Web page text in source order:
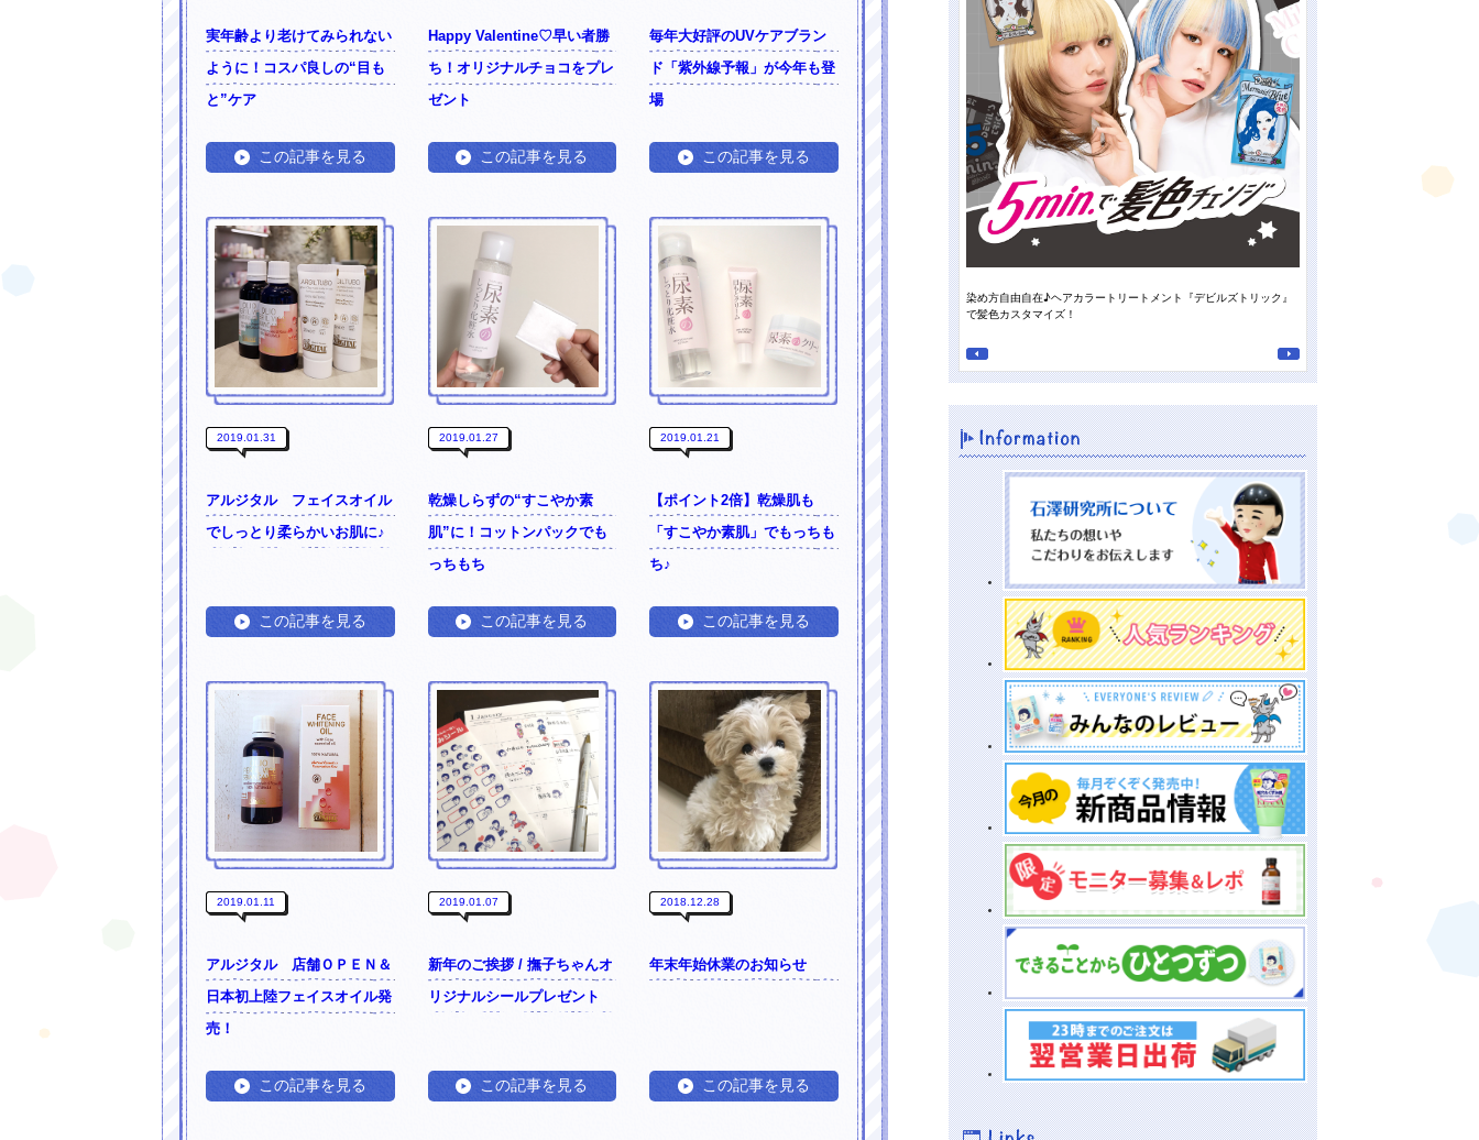
実年齢より老けてみられない
ように！コスパ良しの“目も
と”ケア
この記事を見る
Happy Valentine♡早い者勝
ち！オリジナルチョコをプレ
ゼント
この記事を見る
毎年大好評のUVケアブラン
ド「紫外線予報」が今年も登
場
この記事を見る
2019.01.31
アルジタル フェイスオイル
でしっとり柔らかいお肌に♪
この記事を見る
2019.01.27
乾燥しらずの“すこやか素
肌”に！コットンパックでも
っちもち
この記事を見る
2019.01.21
【ポイント2倍】乾燥肌も
「すこやか素肌」でもっちも
ち♪
この記事を見る
2019.01.11
アルジタル 店舗ＯＰＥＮ＆
日本初上陸フェイスオイル発
売！
この記事を見る
2019.01.07
新年のご挨拶 / 撫子ちゃんオ
リジナルシールプレゼント
この記事を見る
2018.12.28
年末年始休業のお知らせ
この記事を見る
素肌にもサンゴにもやさしい！海に持って行きたい日焼け止め オレンジパワーで夏の地肌すっきり、毛先までさらさらに！
染め方自由自在♪ヘアカラートリートメント『デビルズトリック』
で髪色カスタマイズ！
スタッフの“推しの香り”がついに
南高梅の重曹泡洗顔』♪